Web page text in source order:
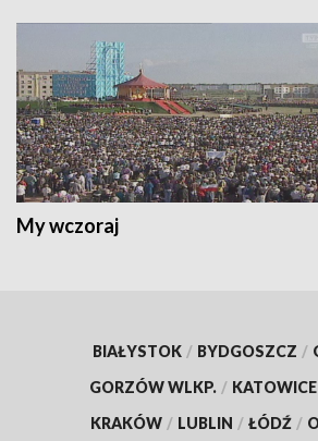
My wczoraj
BIAŁYSTOK / BYDGOSZCZ /
GORZÓW WLKP. / KATOWICE
KRAKÓW / LUBLIN / ŁÓDŹ /